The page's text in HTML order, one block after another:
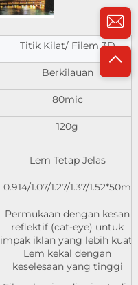
Titik Kilat/ Filem 3D
Berkilauan
80mic
120g
Lem Tetap Jelas
0.914/1.07/1.27/1.37/1.52*50m
Permukaan dengan kesan
reflektif (cat-eye) untuk
impak iklan yang lebih kuat.
Lem kekal dengan
keselesaan yang tinggi